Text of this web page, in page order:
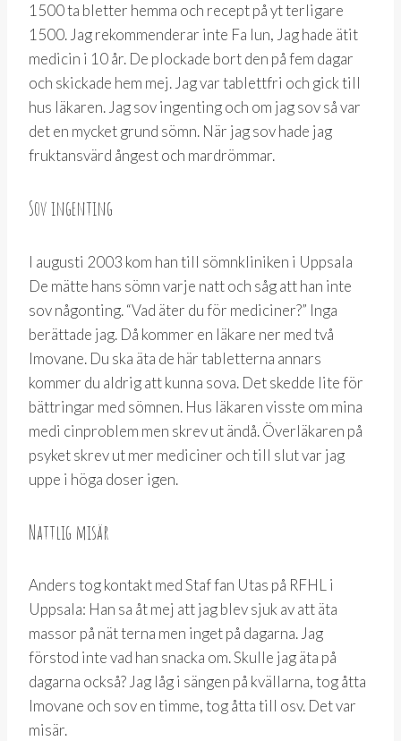
1500 ta bletter hemma och recept på yt terligare
1500. Jag rekommenderar inte Fa lun, Jag hade ätit
medicin i 10 år. De plockade bort den på fem dagar
och skickade hem mej. Jag var tablettfri och gick till
hus läkaren. Jag sov ingenting och om jag sov så var
det en mycket grund sömn. När jag sov hade jag
fruktansvärd ångest och mardrömmar.
Sov ingenting
I augusti 2003 kom han till sömnkliniken i Uppsala
De mätte hans sömn varje natt och såg att han inte
sov någonting. “Vad äter du för mediciner?” Inga
berättade jag. Då kommer en läkare ner med två
Imovane. Du ska äta de här tabletterna annars
kommer du aldrig att kunna sova. Det skedde lite för
bättringar med sömnen. Hus läkaren visste om mina
medi cinproblem men skrev ut ändå. Överläkaren på
psyket skrev ut mer mediciner och till slut var jag
uppe i höga doser igen.
Nattlig misär
Anders tog kontakt med Staf fan Utas på RFHL i
Uppsala: Han sa åt mej att jag blev sjuk av att äta
massor på nät terna men inget på dagarna. Jag
förstod inte vad han snacka om. Skulle jag äta på
dagarna också? Jag låg i sängen på kvällarna, tog åtta
Imovane och sov en timme, tog åtta till osv. Det var
misär.